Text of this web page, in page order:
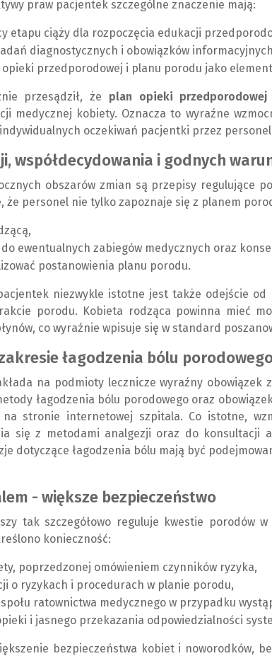
praw pacjentek szczególne znaczenie mają:
etapu ciąży dla rozpoczęcia edukacji
diagnostycznych i obowiązków
przedporodowej i planu porodu jako
przesądził, że plan opieki przedporodowej
medycznej kobiety. Oznacza to wyraźne
oczekiwań pacjentki przez
współdecydowania i godnych
obszarów zmian są przepisy regulujące
że personel nie tylko zapoznaje się z planem
ewentualnych zabiegów medycznych oraz
postanowienia planu porodu.
niezwykle istotne jest także odejście
porodu. Kobieta rodząca powinna mieć
co wyraźnie wpisuje się w standard
łagodzenia bólu
na podmioty lecznicze wyraźny obowiązek
łagodzenia bólu porodowego oraz
stronie internetowej szpitala. Co istotne,
się z metodami analgezji oraz do konsultacji
dotyczące łagodzenia bólu mają być
- większe bezpieczeństwo
tak szczegółowo reguluje kwestie porodów
konieczność:
poprzedzonej omówieniem czynników ryzyka,
o ryzykach i procedurach w planie porodu,
ratownictwa medycznego w przypadku
i jasnego przekazania odpowiedzialności
bezpieczeństwa kobiet i noworodków,